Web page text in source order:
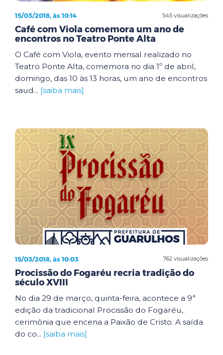
545 visualizações
15/03/2018, às 10:14
Café com Viola comemora um ano de
encontros no Teatro Ponte Alta
O Café com Viola, evento mensal realizado no
Teatro Ponte Alta, comemora no dia 1º de abril,
domingo, das 10 às 13 horas, um ano de encontros
saud... [saiba mais]
762 visualizações
15/03/2018, às 10:03
Procissão do Fogaréu recria tradição do
século XVIII
No dia 29 de março, quinta-feira, acontece a 9ª
edição da tradicional Procissão do Fogaréu,
cerimônia que encena a Paixão de Cristo. A saída
do co... [saiba mais]